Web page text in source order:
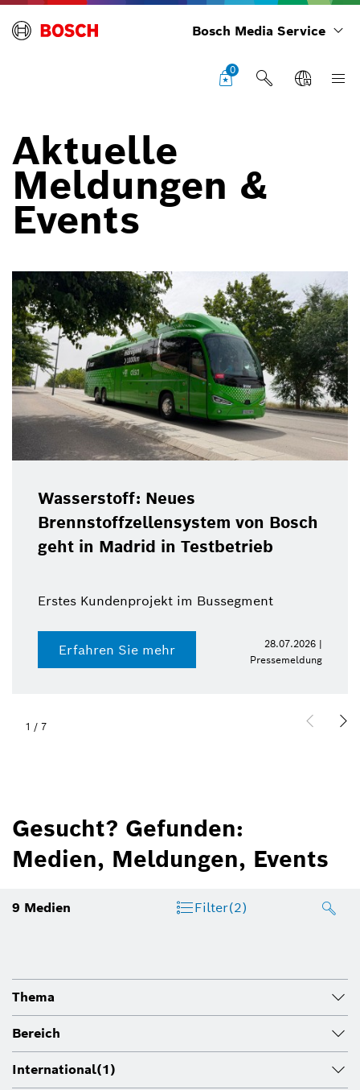
Bosch Media Service
0
Aktuelle
Meldungen &
Events
Bosch
28.07.2026 |
Christof Ehrhart
als Bosch-
zum Ende des Jahres
Erfahren Sie mehr
2 / 7
Gesucht? Gefunden:
Medien, Meldungen, Events
9 Medien Filter(2)
Thema
Bereich
International(1)